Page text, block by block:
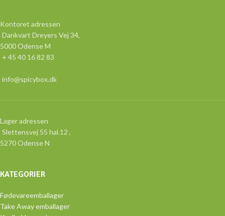
Kontoret adressen
Dankvart Dreyers Vej 34,
5000 Odense M
+ 45 40 16 82 83
info@spicybox.dk
Lager adressen
Slettensvej 55 hal.12 ,
5270 Odense N
KATEGORIER
Fødevareemballager
Take Away emballager